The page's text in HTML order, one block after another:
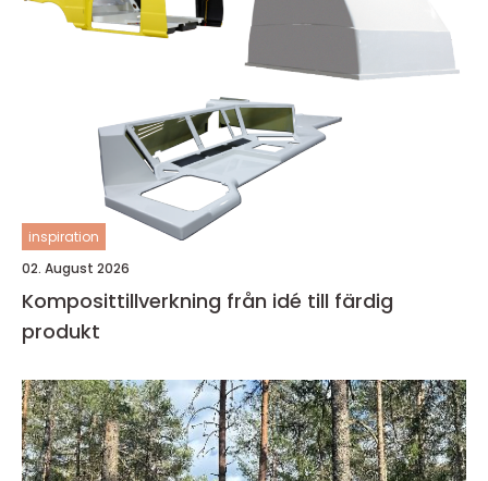
inspiration
02. August 2026
Komposittillverkning från idé till färdig
produkt